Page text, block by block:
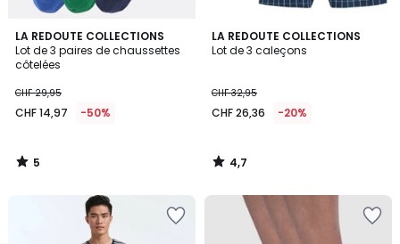
LA REDOUTE COLLECTIONS
Lot de 3 paires de chaussettes
côtelées
CHF 29,95
CHF 14,97 -50%
5
/
5
5
/
LA REDOUTE COLLECTIONS
Lot de 3 caleçons
CHF 32,95
CHF 26,36 -20%
4,7
/ 5
4,7
/